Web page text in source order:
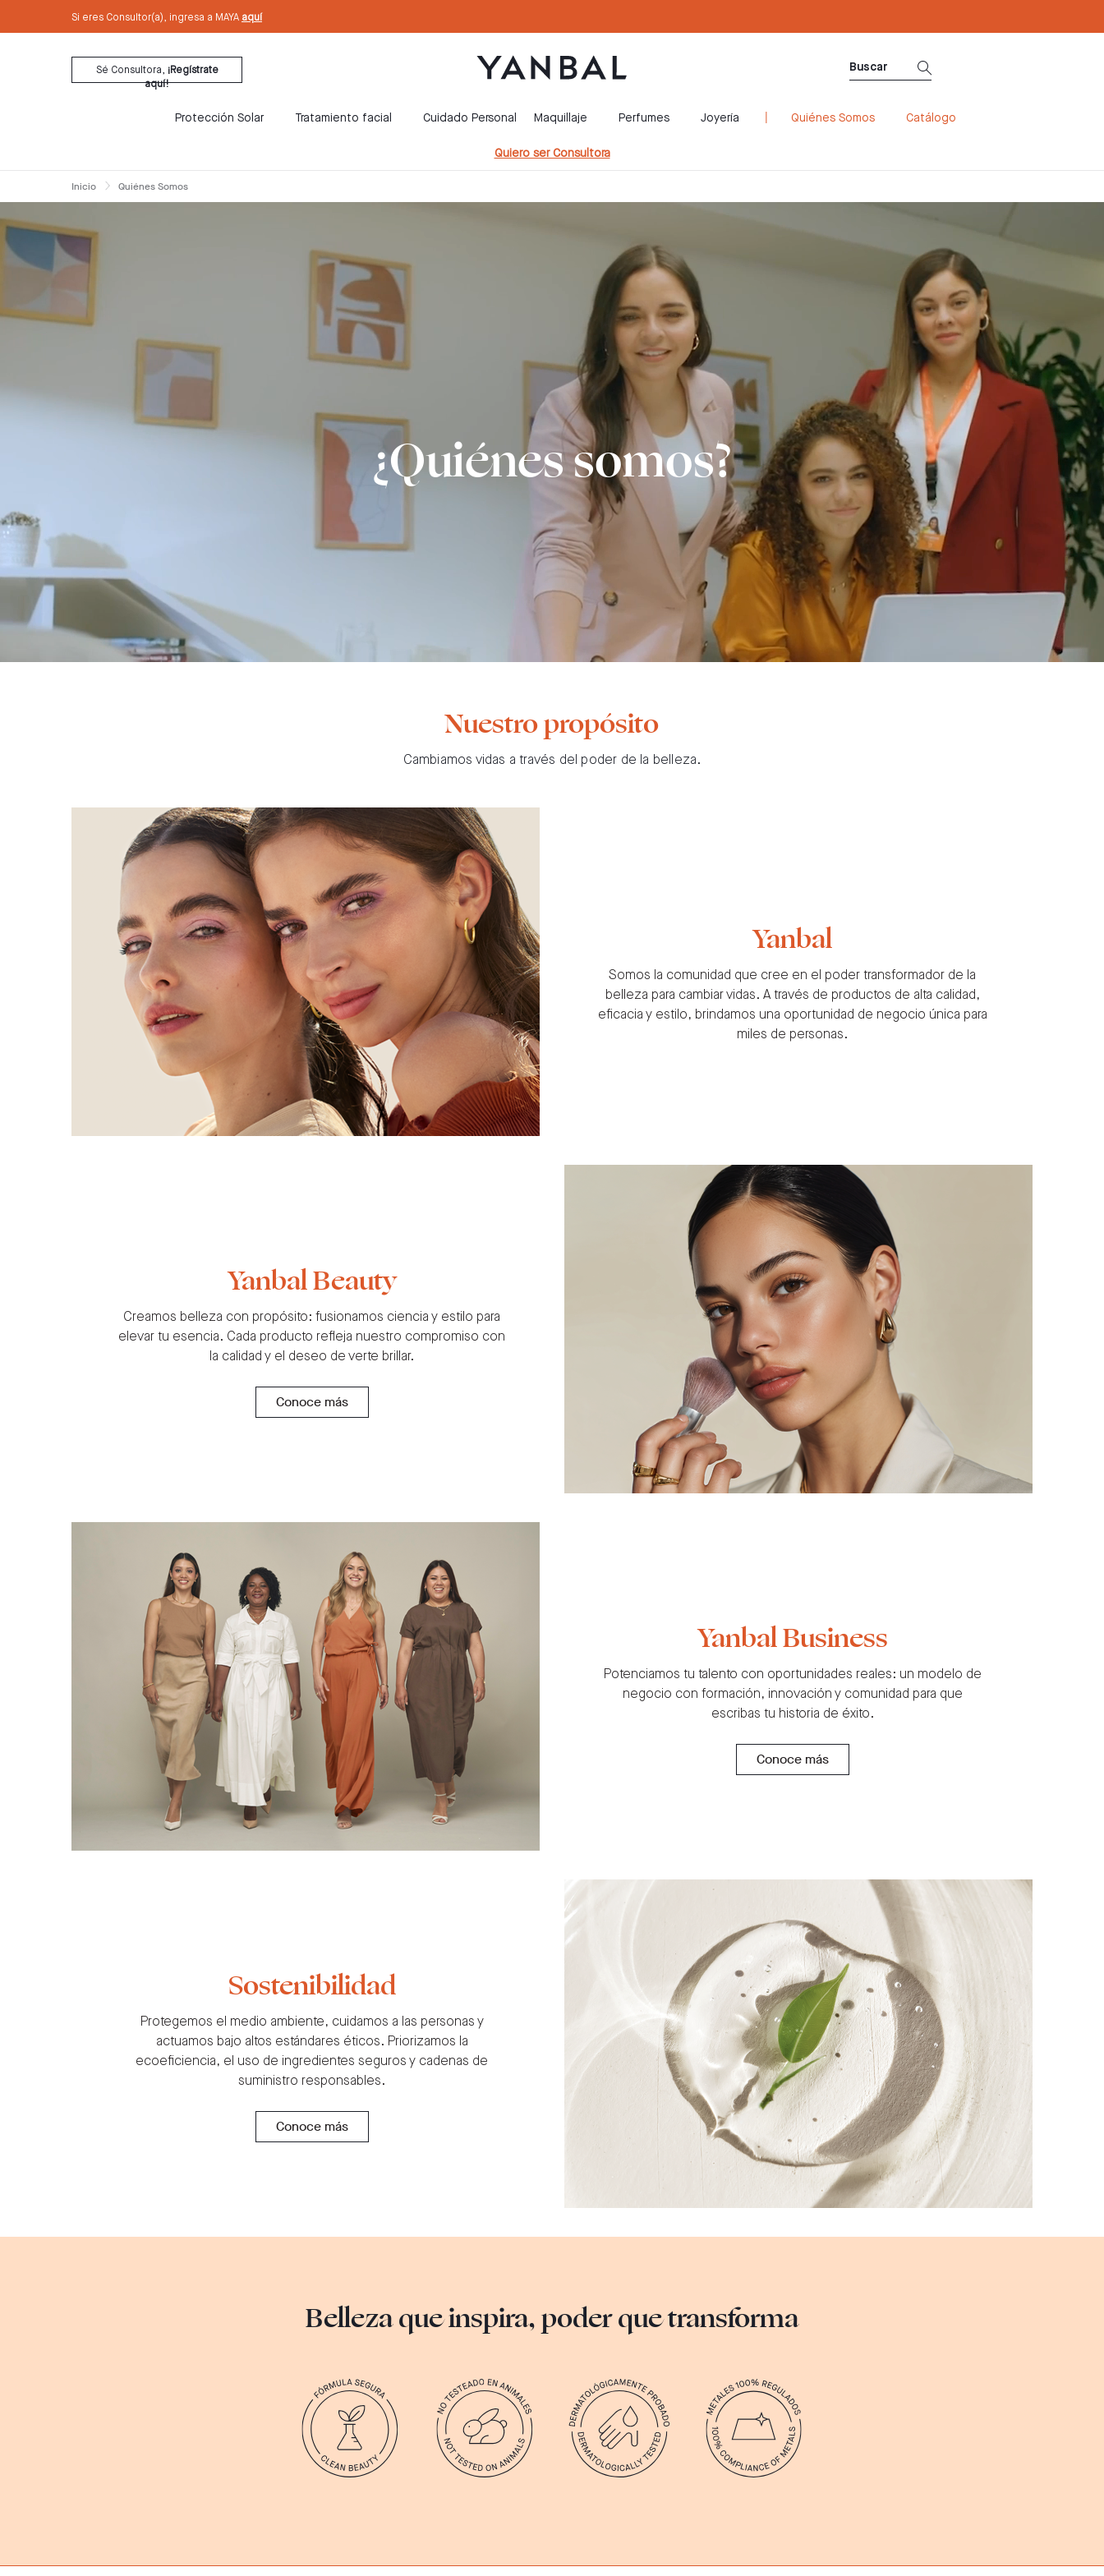
Si eres Consultor(a), ingresa a MAYA aquí
Sé Consultora, ¡Regístrate
aquí!
Protección Solar Tratamiento facial Cuidado Personal Maquillaje Perfumes Joyería Quiénes Somos Catálogo
Quiero ser Consultora
Inicio Quiénes Somos
¿Quiénes somos?
Nuestro propósito
Cambiamos vidas a través del poder de la belleza.
Yanbal
Somos la comunidad que cree en el poder transformador de la
belleza para cambiar vidas. A través de productos de alta calidad,
eficacia y estilo, brindamos una oportunidad de negocio única para
miles de personas.
Yanbal Beauty
Creamos belleza con propósito: fusionamos ciencia y estilo para
elevar tu esencia. Cada producto refleja nuestro compromiso con
la calidad y el deseo de verte brillar.
Conoce más
Yanbal Business
Potenciamos tu talento con oportunidades reales: un modelo de
negocio con formación, innovación y comunidad para que
escribas tu historia de éxito.
Conoce más
Sostenibilidad
Protegemos el medio ambiente, cuidamos a las personas y
actuamos bajo altos estándares éticos. Priorizamos la
ecoeficiencia, el uso de ingredientes seguros y cadenas de
suministro responsables.
Conoce más
Belleza que inspira, poder que transforma